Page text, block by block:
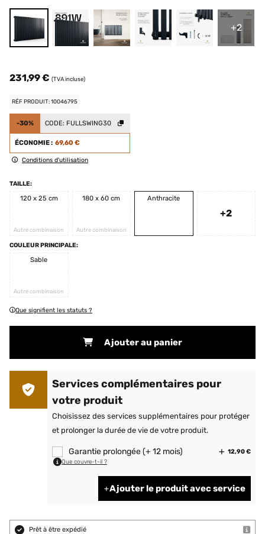
+2
231,99 € (TVA incluse)
RÉF PRODUIT: 10046795
-30% CODE: FULLSWING30
ÉCONOMIE : 69,60 €
Conditions d'utilisation
TAILLE:
120 x 25 cm
Autre combinaison
180 x 60 cm
Autre combinaison
Anthracite
+2
COULEUR PRINCIPALE:
Sable
Autre combinaison
Que signifient les statuts ?
Ajouter au panier
Services complémentaires pour
votre produit
Choisissez des services supplémentaires pour protéger
et prolonger la durée de vie de votre produit.
Garantie prolongée (+ 12 mois) 12,90 €
Que couvre-t-il ?
Ajouter le produit avec service
Prêt à être expédié